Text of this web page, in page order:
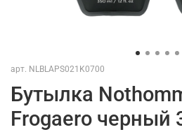
арт. NLBLAPS021K0700
Бутылка
Frogaero черный